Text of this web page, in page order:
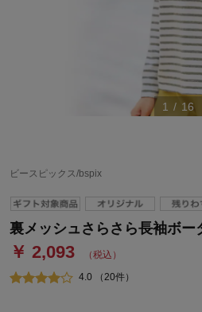
1 / 16
ビースピックス/bspix
裏メッシュさらさら長袖ボー
￥ 2,093 （税込）
4.0 （20件）